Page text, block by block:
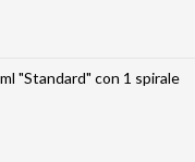
"Standard" con 1 spirale